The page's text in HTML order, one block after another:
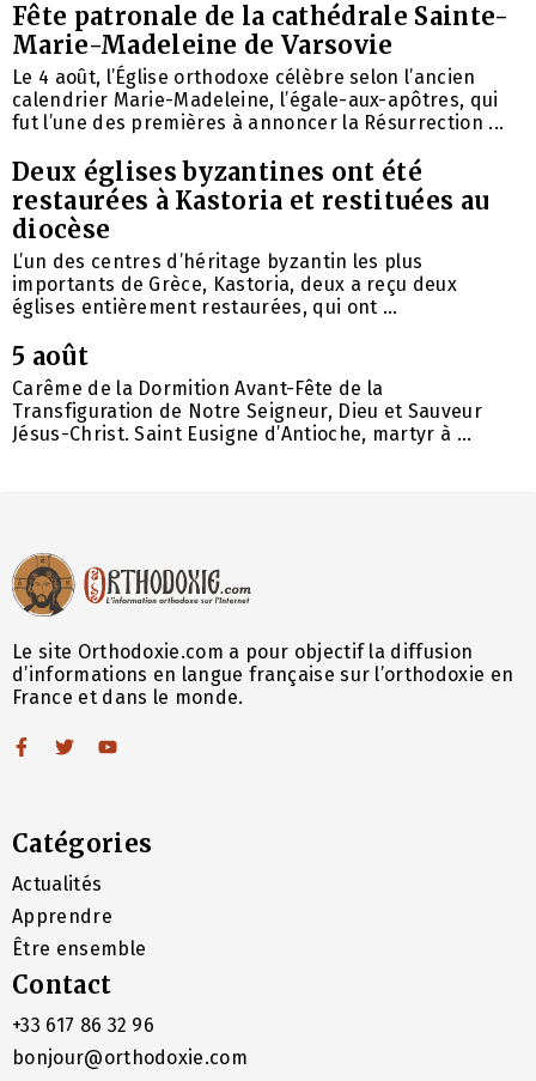
Fête patronale de la cathédrale Sainte-
Marie-Madeleine de Varsovie
Le 4 août, l’Église orthodoxe célèbre selon l’ancien
calendrier Marie-Madeleine, l’égale-aux-apôtres, qui
fut l’une des premières à annoncer la Résurrection ...
Deux églises byzantines ont été
restaurées à Kastoria et restituées au
diocèse
L’un des centres d’héritage byzantin les plus
importants de Grèce, Kastoria, deux a reçu deux
églises entièrement restaurées, qui ont ...
5 août
Carême de la Dormition Avant-Fête de la
Transfiguration de Notre Seigneur, Dieu et Sauveur
Jésus-Christ. Saint Eusigne d’Antioche, martyr à ...
Le site Orthodoxie.com a pour objectif la diffusion
d’informations en langue française sur l’orthodoxie en
France et dans le monde.
Catégories
Actualités
Apprendre
Être ensemble
Contact
+33 617 86 32 96
bonjour@orthodoxie.com